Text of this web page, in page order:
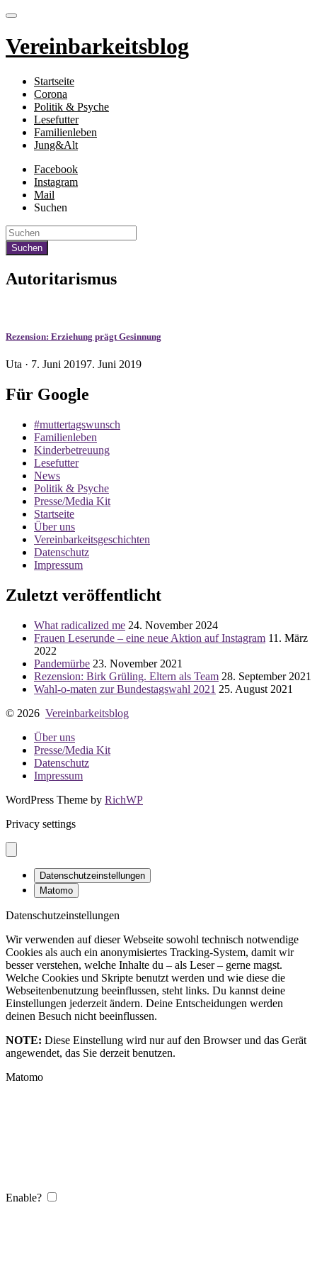
Vereinbarkeitsblog
Startseite
Corona
Politik & Psyche
Lesefutter
Familienleben
Jung&Alt
Facebook
Instagram
Mail
Suchen
Autoritarismus
Rezension: Erziehung prägt Gesinnung
Uta · Veröffentlicht
7. Juni 20197. Juni 2019
Für Google
#muttertagswunsch
Familienleben
Kinderbetreuung
Lesefutter
News
Politik & Psyche
Presse/Media Kit
Startseite
Über uns
Vereinbarkeitsgeschichten
Datenschutz
Impressum
Zuletzt veröffentlicht
What radicalized me 24. November 2024
Frauen Leserunde – eine neue Aktion auf Instagram 11. März
2022
Pandemürbe 23. November 2021
Rezension: Birk Grüling. Eltern als Team 28. September 2021
Wahl-o-maten zur Bundestagswahl 2021 25. August 2021
© 2026 Vereinbarkeitsblog
Über uns
Presse/Media Kit
Datenschutz
Impressum
WordPress Theme by RichWP
Privacy settings
Datenschutzeinstellungen
Matomo
Datenschutzeinstellungen
Wir verwenden auf dieser Webseite sowohl technisch notwendige
Cookies als auch ein anonymisiertes Tracking-System, damit wir
besser verstehen, welche Inhalte du – als Leser – gerne magst.
Welche Cookies und Skripte benutzt werden und wie diese die
Webseitenbenutzung beeinflussen, steht links. Du kannst deine
Einstellungen jederzeit ändern. Deine Entscheidungen werden
deinen Besuch nicht beeinflussen.
NOTE: Diese Einstellung wird nur auf den Browser und das Gerät
angewendet, das Sie derzeit benutzen.
Matomo
Enable?